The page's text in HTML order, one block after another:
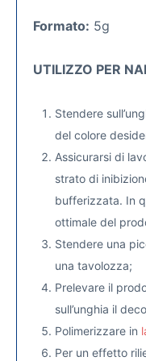
Formato: 5g
UTILIZZO PER
Stendere
del colore
Assicurarsi di
strato di
bufferizzata. In
ottimale del
Stendere una
una tavolozza;
Prelevare il
sull’unghia il
Polimerizzare in
Per un effetto